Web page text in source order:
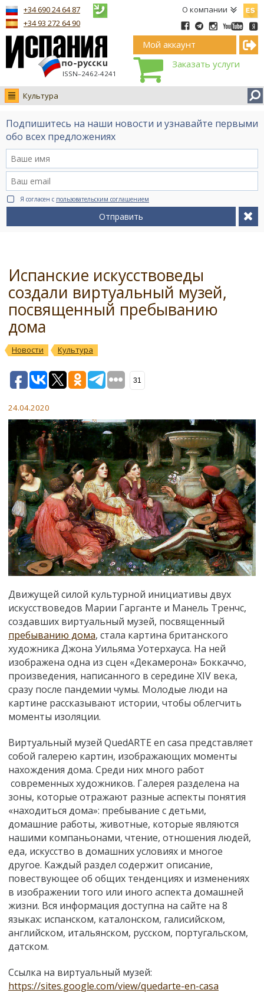
О компании
ISSN–2462-4241
+34 690 24 64 87
+34 93 272 64 90
Мой аккаунт
Заказать услуги
Культура
Новости
Интервью
Видео Ruso.TV
BCN life
Сервис на немецком
Подпишитесь на наши новости и узнавайте первыми
обо всех предложениях
Я согласен с пользовательским соглашением
Отправить
Испанские искусствоведы
создали виртуальный музей,
посвященный пребыванию
дома
Новости Культура
31
24.04.2020
Движущей силой культурной инициативы двух
искусствоведов Марии Гарганте и Манель Тренчс,
создавших виртуальный музей, посвященный
пребыванию дома, стала картина британского
художника Джона Уильяма Уотерхауса. На ней
изображена одна из сцен «Декамерона» Боккаччо,
произведения, написанного в середине XIV века,
сразу после пандемии чумы. Молодые люди на
картине рассказывают истории, чтобы облегчить
моменты изоляции.
Виртуальный музей QuedARTE en casa представляет
собой галерею картин, изображающих моменты
нахождения дома. Среди них много работ
современных художников. Галерея разделена на
зоны, которые отражают разные аспекты понятия
«находиться дома»: пребывание с детьми,
домашние работы, животные, которые являются
нашими компаньонами, чтение, отношения людей,
еда, искусство в домашних условиях и многое
другое. Каждый раздел содержит описание,
повествующее об общих тенденциях и изменениях
в изображении того или иного аспекта домашней
жизни. Вся информация доступна на сайте на 8
языках: испанском, каталонском, галисийском,
английском, итальянском, русском, португальском,
датском.
Ссылка на виртуальный музей:
https://sites.google.com/view/quedarte-en-casa